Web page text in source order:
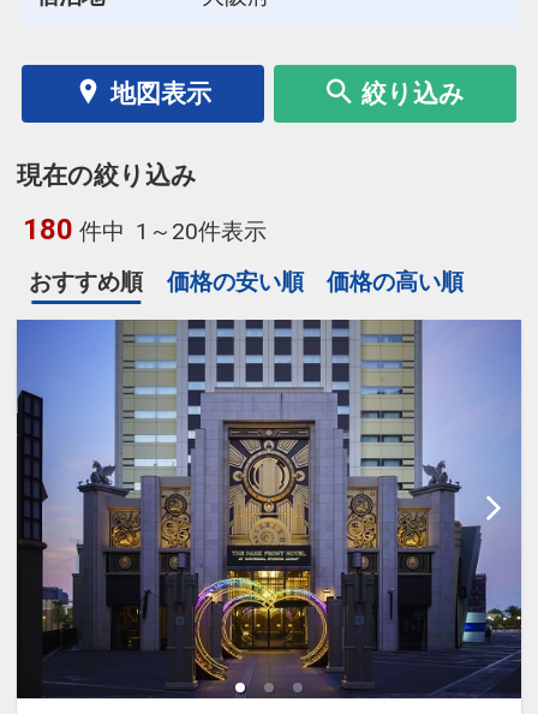
地図表示 絞り込み
現在の絞り込み
180 件中 1～20件表示
おすすめ順
価格の安い順 価格の高い順